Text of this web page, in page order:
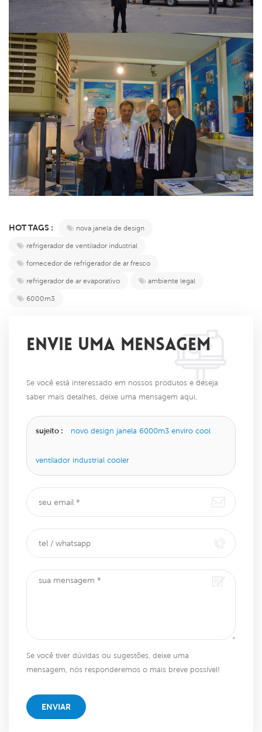
HOT TAGS :
nova janela de design
refrigerador de ventilador industrial
fornecedor de refrigerador de ar fresco
refrigerador de ar evaporativo
ambiente legal
6000m3
ENVIE UMA MENSAGEM
Se você está interessado em nossos produtos e deseja
saber mais detalhes, deixe uma mensagem aqui,
sujeito : novo design janela 6000m3 enviro cool
ventilador industrial cooler
Se você tiver dúvidas ou sugestões, deixe uma
mensagem, nós responderemos o mais breve possível!
ENVIAR